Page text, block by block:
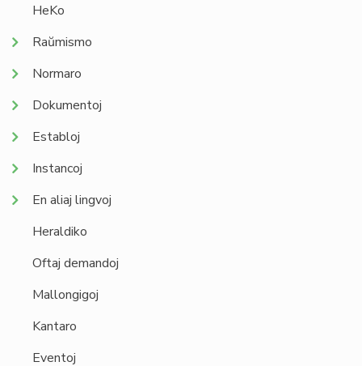
HeKo
Raŭmismo
Normaro
Dokumentoj
Establoj
Instancoj
En aliaj lingvoj
Heraldiko
Oftaj demandoj
Mallongigoj
Kantaro
Eventoj